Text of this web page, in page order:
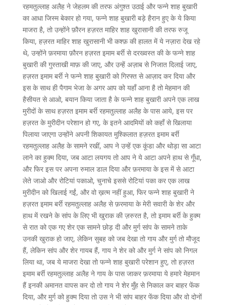
रहमतुल्लाह अलैह ने जेहलम की तरफ अंगुश्त उठाई और फन्ने शाह बुखारी
का आधा जिस्म बेकार हो गया, फन्ने शाह बुखारी बड़े हैरान हुए के ये किया
माजरा है, तो उन्होंने फ़ौरन हज़रत माहिर शाह खुरासानी की तरफ रुजू
किया, हज़रत माहिर शाह खुरासानी भी कश्फ़ की हालत में ये नज़ारा देख रहे
थे, उन्होंने फ़रमाया फ़ौरन हज़रत इमाम बर्री से दरख्वस्त की के फन्ने शाह
बुखारी की गुस्ताखी माफ़ की जाए, और उन्हें अज़ाब से निजात दिलाई जाए,
हज़रत इमाम बर्री ने फन्ने शाह बुखारी को गिरफ्त से आज़ाद कर दिया और
इस के साथ ही पैगाम भेजा के अगर आप को यहाँ आना है तो मेहमान की
हैसीयत से आओ, बयान किया जाता है के फन्ने शाह बुखारी अपने एक लाख
मुरीदों के साथ हज़रत इमाम बर्री रहमतुल्लाह अलैह के पास आये, इस पर
हज़रत के मुरीदीन परेशान हो गए, के इतने आदमियों को कहाँ से खिलाया
पिलाया जाएगा उन्होंने अपनी शिकायत मुश्किलात हज़रत इमाम बर्री
रहमतुल्लाह अलैह के सामने रखीं, आप ने उन्हें एक कूंडा और थोड़ा सा आटा
लाने का हुक्म दिया, जब आटा लयगय तो आप ने ये आटा अपने हाथ से गूँधा,
और फिर इस पर अपना रुमाल डाल दिया और फ़रमाया के इस में से आटा
लेते जाओ और रोटियां पकाओ, चुनाचे इससे रोटियां पका कर एक लाख
मुरीदीन को खिलाई गईं, और वो ख़त्म नहीं हुआ, फिर फन्ने शाह बुखारी ने
हज़रत इमाम बर्री रहमतुल्लाह अलैह से फ़रमाया के मेरी सवारी के शेर और
हाथ में रखने के सांप के लिए भी खुराक की ज़रुरत है, तो इमाम बर्री के हुक्म
से रात को एक गए शेर एक सामने छोड़ दी और मुर्ग सांप के सामने ताके
उनकी खुराक हो जाए, लेकिन सुबह को जब देखा तो गाय और मुर्ग तो मौजूद
हैं, लेकिन सांप और शेर गायब हैं, गाय ने शेर को और मुर्ग ने सांप को निगल
लिया था, जब ये माजरा देखा तो फन्ने शाह बुखारी परेशान हुए, तो हज़रत
इमाम बर्री रहमतुल्लाह अलैह ने गाय के पास जाकर फ़रमाया ये हमारे मेहमान
हैं इनकी अमानत वापस कर दो तो गाय ने शेर मुँह से निकाल कर बाहर फेंक
दिया, और मुर्ग को हुक्म दिया तो उस ने भी सांप बाहर फेंक दिया और वो दोनों